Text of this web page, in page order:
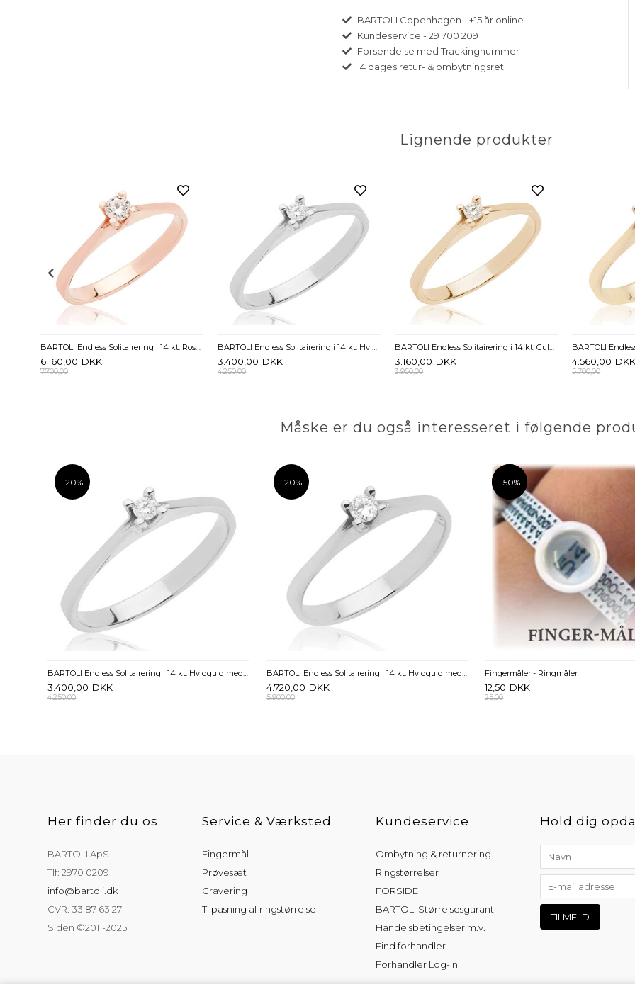
BARTOLI Copenhagen - +15 år online
Kundeservice - 29 700 209
Forsendelse med Trackingnummer
14 dages retur- & ombytningsret
Lignende produkter
BARTOLI Endless Solitairering i 14 kt. Rosaguld med Diamant - 0,15 ct.
6.160,00 DKK
7.700,00
BARTOLI Endless Solitairering i 14 kt. Hvidguld med Diamant - 0,05 ct.
3.400,00 DKK
4.250,00
BARTOLI Endless Solitairering i 14 kt. Guld med Diamant - 0,05 ct
3.160,00 DKK
3.950,00
4.560,00 DKK
5.700,00
Måske er du også interesseret i følgende
-20%
3.400,00 DKK
4.250,00
-20%
4.720,00 DKK
5.900,00
-50%
-50%
Fingermåler - Ringmåler
12,50 DKK
25,00
Her finder du os
BARTOLI ApS
Tlf: 2970 0209
info@bartoli.dk
CVR: 33 87 63 27
Siden ©2011-2025
Service & Værksted
Fingermål
Prøvesæt
Gravering
Tilpasning af ringstørrelse
Kundeservice
Ombytning & returnering
Ringstørrelser
FORSIDE
BARTOLI Størrelsesgaranti
Handelsbetingelser m.v.
Find forhandler
Forhandler Log-in
Hold dig